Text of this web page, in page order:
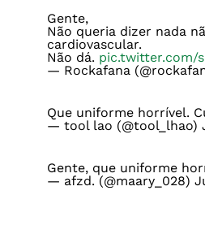
Gente,
Não queria dizer nada
cardiovascular.
Não dá. pic.twitter.com/
— Rockafana
Que uniforme horrível.
— tool lao (@tool_lhao)
Gente, que uniforme
— afzd. (@maary_028)